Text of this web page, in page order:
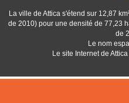
La ville de Attica s'étend sur 12,87
de 2010) pour une densité de 77,23
de
Le nom
Le site Internet de